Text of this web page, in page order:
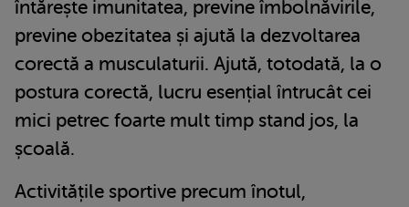
întărește imunitatea, previne îmbolnăvirile,
previne obezitatea și ajută la dezvoltarea
corectă a musculaturii. Ajută, totodată, la o
postura corectă, lucru esențial întrucât cei
mici petrec foarte mult timp stand jos, la
școală.
Activitățile sportive precum înotul,